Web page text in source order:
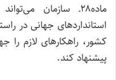
ماده۲۸ـ سازمان
استانداردهای جهانی در
کشور، راهکارهای لازم را
پیشنهاد کند.